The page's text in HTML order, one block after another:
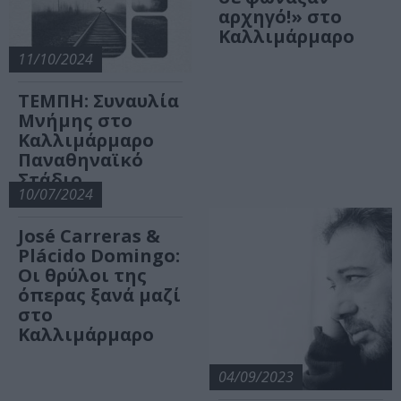
11/10/2024
ΤΕΜΠΗ: Συναυλία
Μνήμης στο
Καλλιμάρμαρο
Παναθηναϊκό
Στάδιο
αρχηγό!» στο
Καλλιμάρμαρο
10/07/2024
José Carreras &
Plácido Domingo:
Οι θρύλοι της
όπερας ξανά μαζί
στο
Καλλιμάρμαρο
04/09/2023